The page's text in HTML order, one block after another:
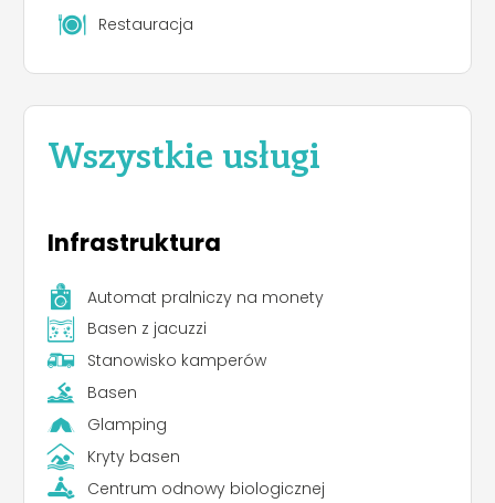
Restauracja
Wszystkie usługi
Infrastruktura
Automat pralniczy na monety
Basen z jacuzzi
Stanowisko kamperów
Basen
Glamping
Kryty basen
Centrum odnowy biologicznej